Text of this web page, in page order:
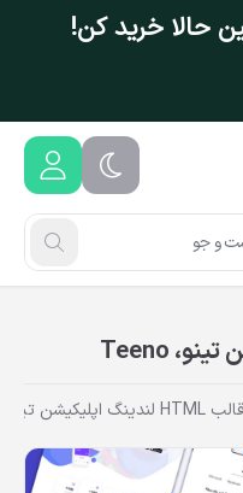
حالا خرید کن!
قالب HTML لندینگ اپلیکیشن تینو، Teeno